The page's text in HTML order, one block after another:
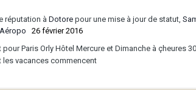
réputation à Dotore pour une mise à jour de statut,
26 février 2016
Paris Orly Hôtel Mercure et Dimanche à çheures
les vacances commencent